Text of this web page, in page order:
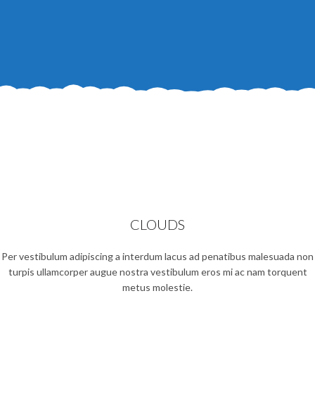
CLOUDS
Per vestibulum adipiscing a interdum lacus ad penatibus malesuada non
turpis ullamcorper augue nostra vestibulum eros mi ac nam torquent
metus molestie.